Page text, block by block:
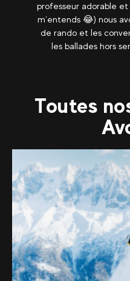
professeur adorable
m’entends 😂) nous
de rando et les
les ballades hors
Toutes